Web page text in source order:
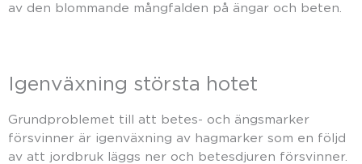
av den blommande mångfalden på ängar och beten.
Igenväxning största hotet
Grundproblemet till att betes- och ängsmarker
försvinner är igenväxning av hagmarker som en följd
av att jordbruk läggs ner och betesdjuren försvinner.